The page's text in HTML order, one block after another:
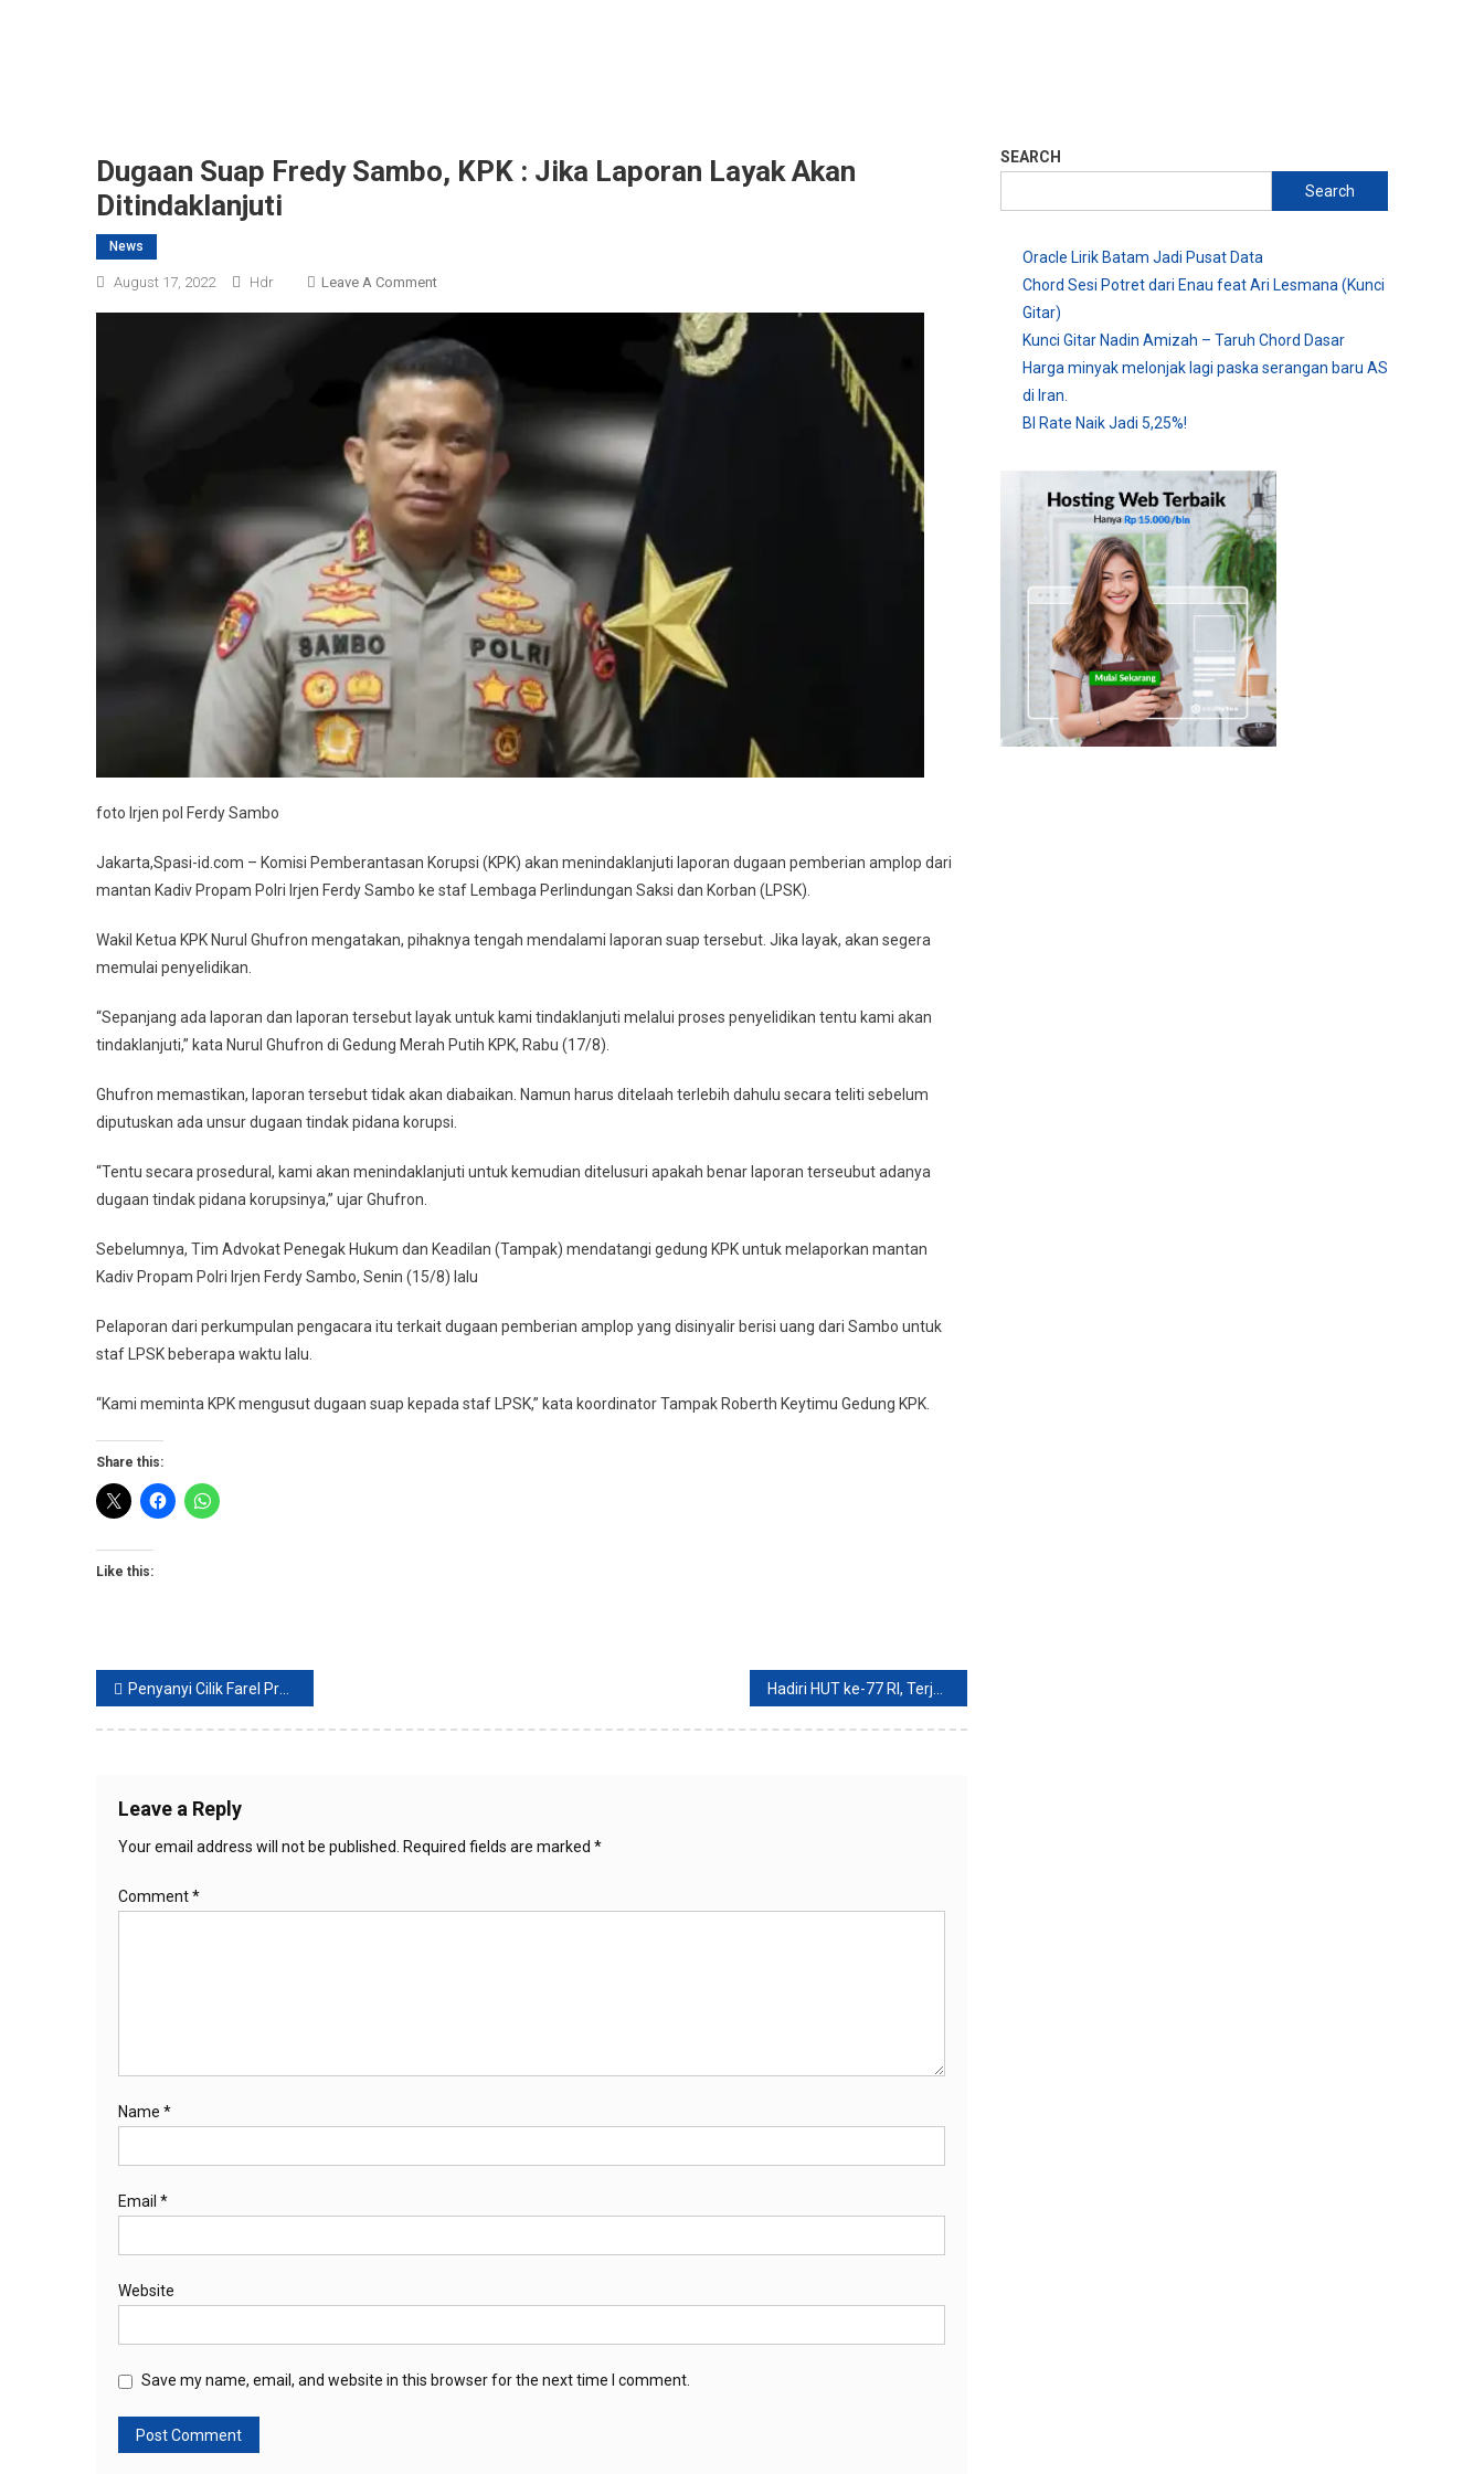
Dugaan Suap Fredy Sambo, KPK : Jika Laporan Layak Akan
Ditindaklanjuti
News
August 17, 2022 Hdr Leave A CommentOn
Fredy
Sambo,
KPK
:
Jika
Laporan
Layak
Ditindaklanjuti
foto Irjen pol Ferdy Sambo
Jakarta,Spasi-id.com – Komisi Pemberantasan Korupsi (KPK) akan menindaklanjuti laporan dugaan pemberian amplop dari
mantan Kadiv Propam Polri Irjen Ferdy Sambo ke staf Lembaga Perlindungan Saksi dan Korban (LPSK).
Wakil Ketua KPK Nurul Ghufron mengatakan, pihaknya tengah mendalami laporan suap tersebut. Jika layak, akan segera
memulai penyelidikan.
“Sepanjang ada laporan dan laporan tersebut layak untuk kami tindaklanjuti melalui proses penyelidikan tentu kami akan
tindaklanjuti,” kata Nurul Ghufron di Gedung Merah Putih KPK, Rabu (17/8).
Ghufron memastikan, laporan tersebut tidak akan diabaikan. Namun harus ditelaah terlebih dahulu secara teliti sebelum
diputuskan ada unsur dugaan tindak pidana korupsi.
“Tentu secara prosedural, kami akan menindaklanjuti untuk kemudian ditelusuri apakah benar laporan terseubut adanya
dugaan tindak pidana korupsinya,” ujar Ghufron.
Sebelumnya, Tim Advokat Penegak Hukum dan Keadilan (Tampak) mendatangi gedung KPK untuk melaporkan mantan
Kadiv Propam Polri Irjen Ferdy Sambo, Senin (15/8) lalu
Pelaporan dari perkumpulan pengacara itu terkait dugaan pemberian amplop yang disinyalir berisi uang dari Sambo untuk
staf LPSK beberapa waktu lalu.
“Kami meminta KPK mengusut dugaan suap kepada staf LPSK,” kata koordinator Tampak Roberth Keytimu Gedung KPK.
Share this:
Like this:
Post
navigation
Penyanyi Cilik Farel Prayoga Nyanyikan “Ojo Dibandingke”, Istana Negara Ikut Bergoyang
Leave a Reply
Your email address will not be published. Required fields are marked *
Comment*
Name *
Email *
Website
Save my name, email, and website in this browser for the next time I comment.
SEARCH
Search
Oracle Lirik Batam Jadi Pusat Data
Chord Sesi Potret dari Enau feat Ari Lesmana (Kunci
Gitar)
Kunci Gitar Nadin Amizah – Taruh Chord Dasar
Harga minyak melonjak lagi paska serangan baru AS
di Iran.
BI Rate Naik Jadi 5,25%!